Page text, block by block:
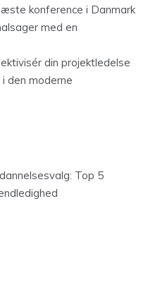
konference i Danmark
med en
din projektledelse
den moderne
Top 5